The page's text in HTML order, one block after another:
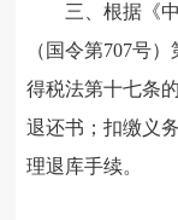
三、根据《中
（国令第707号
得税法第十七条
退还书；扣缴义
理退库手续。